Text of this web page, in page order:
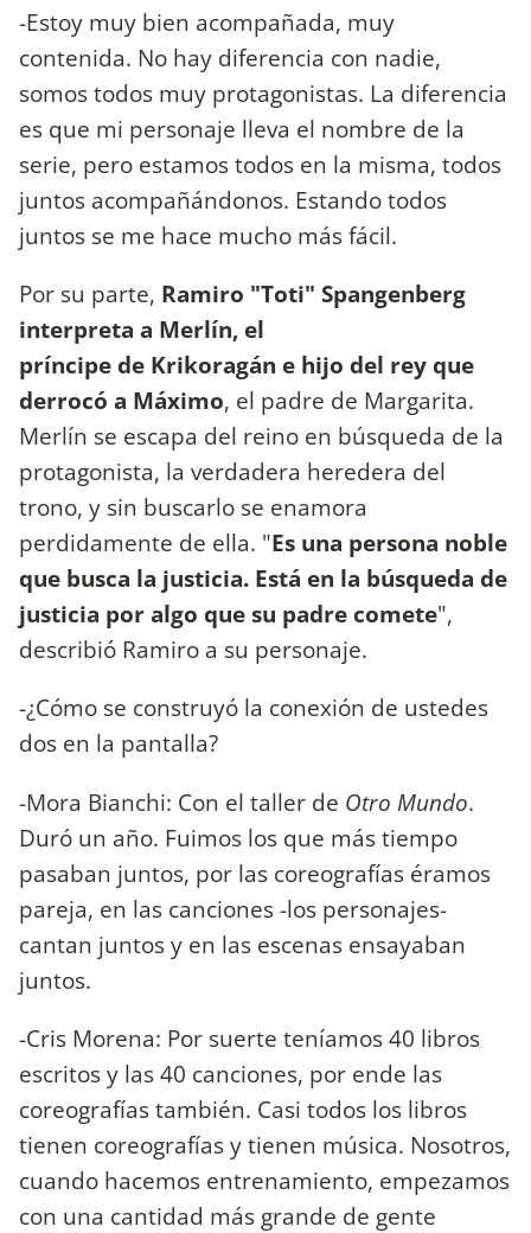
-Estoy muy bien acompañada, muy
contenida. No hay diferencia con nadie,
somos todos muy protagonistas. La diferencia
es que mi personaje lleva el nombre de la
serie, pero estamos todos en la misma, todos
juntos acompañándonos. Estando todos
juntos se me hace mucho más fácil.
Por su parte, Ramiro "Toti" Spangenberg
interpreta a Merlín, el
príncipe de Krikoragán e hijo del rey que
derrocó a Máximo, el padre de Margarita.
Merlín se escapa del reino en búsqueda de la
protagonista, la verdadera heredera del
trono, y sin buscarlo se enamora
perdidamente de ella. "Es una persona noble
que busca la justicia. Está en la búsqueda de
justicia por algo que su padre comete",
describió Ramiro a su personaje.
-¿Cómo se construyó la conexión de ustedes
dos en la pantalla?
-Mora Bianchi: Con el taller de Otro Mundo.
Duró un año. Fuimos los que más tiempo
pasaban juntos, por las coreografías éramos
pareja, en las canciones -los personajes-
cantan juntos y en las escenas ensayaban
juntos.
-Cris Morena: Por suerte teníamos 40 libros
escritos y las 40 canciones, por ende las
coreografías también. Casi todos los libros
tienen coreografías y tienen música. Nosotros,
cuando hacemos entrenamiento, empezamos
con una cantidad más grande de gente